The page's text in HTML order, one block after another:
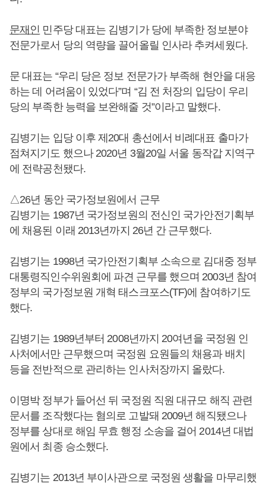
문재인 민주당 대표는 김병기가 당에 부족한 정보분야
전문가로서 당의 역량을 끌어올릴 인사라 추켜세웠다.
문 대표는 “우리 당은 정보 전문가가 부족해 현안을 대응
하는 데 어려움이 있었다”며 “김 전 처장의 입당이 우리
당의 부족한 능력을 보완해줄 것”이라고 말했다.
김병기는 입당 이후 제20대 총선에서 비례대표 출마가
점쳐지기도 했으나 2020년 3월20일 서울 동작갑 지역구
에 전략공천됐다.
△26년 동안 국가정보원에서 근무
김병기는 1987년 국가정보원의 전신인 국가안전기획부
에 채용된 이래 2013년까지 26년 간 근무했다.
김병기는 1998년 국가안전기획부 소속으로 김대중 정부
대통령직인수위원회에 파견 근무를 했으며 2003년 참여
정부의 국가정보원 개혁 태스크포스(TF)에 참여하기도
했다.
김병기는 1989년부터 2008년까지 20여년을 국정원 인
사처에서만 근무했으며 국정원 요원들의 채용과 배치
등을 전반적으로 관리하는 인사처장까지 올랐다.
이명박 정부가 들어선 뒤 국정원 직원 대규모 해직 관련
문서를 조작했다는 혐의로 고발돼 2009년 해직됐으나
정부를 상대로 해임 무효 행정 소송을 걸어 2014년 대법
원에서 최종 승소했다.
김병기는 2013년 부이사관으로 국정원 생활을 마무리했